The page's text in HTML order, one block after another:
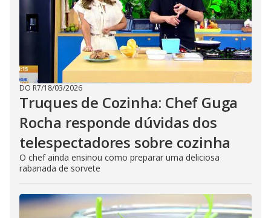
DO R7/18/03/2026
Truques de Cozinha: Chef Guga
Rocha responde dúvidas dos
telespectadores sobre cozinha
O chef ainda ensinou como preparar uma deliciosa
rabanada de sorvete